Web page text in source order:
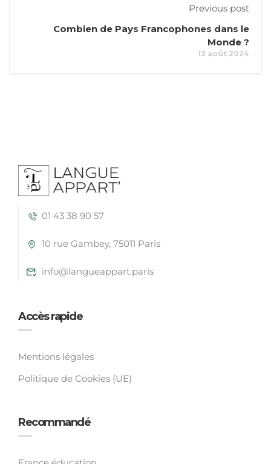
Previous post
Combien de Pays Francophones dans le
Monde ?
13 août 2024
01 43 38 90 57
10 rue Gambey, 75011 Paris
info@langueappart.paris
Accès rapide
Mentions légales
Politique de Cookies (UE)
Recommandé